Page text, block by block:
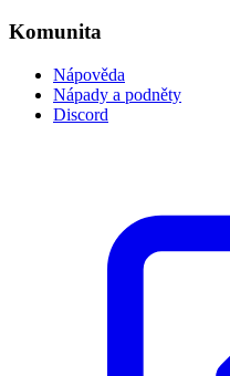
Komunita
Nápověda
Nápady a podněty
Discord